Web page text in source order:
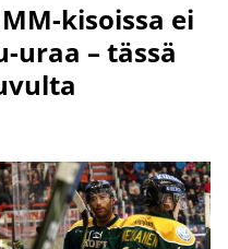
kisoissa ei
uraa – tässä